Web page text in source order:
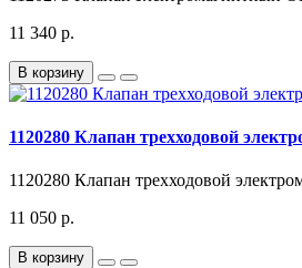
11 340 р.
В корзину
1120280 Клапан трехходовой
1120280 Клапан трехходовой
11 050 р.
В корзину